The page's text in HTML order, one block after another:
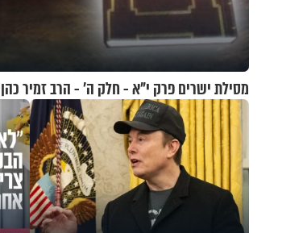
מסילת ישרים פרק י"א - חלק ה’ - הרב זמיר כהן